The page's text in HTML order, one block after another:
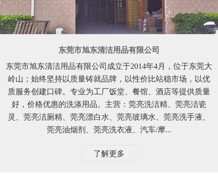
东莞市旭东清洁用品有限公司
东莞市旭东清洁用品有限公司成立于2014年4月，位于东莞大
岭山；始终坚持以质量铸就品牌，以性价比站稳市场，以优
质服务创建口碑。专业为工厂饭堂、餐馆、酒店等提供质量
好，价格优惠的洗涤用品。主营：莞亮洗洁精、莞亮洁瓷
灵、莞亮洁厕精、莞亮漂白水、莞亮玻璃水、莞亮洗手液、
莞亮油烟剂、莞亮洗衣液、汽车/摩...
了解更多